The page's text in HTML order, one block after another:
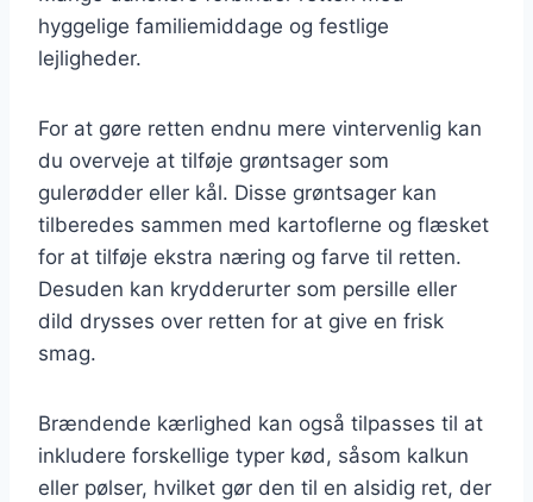
hyggelige familiemiddage og festlige
lejligheder.
For at gøre retten endnu mere vintervenlig kan
du overveje at tilføje grøntsager som
gulerødder eller kål. Disse grøntsager kan
tilberedes sammen med kartoflerne og flæsket
for at tilføje ekstra næring og farve til retten.
Desuden kan krydderurter som persille eller
dild drysses over retten for at give en frisk
smag.
Brændende kærlighed kan også tilpasses til at
inkludere forskellige typer kød, såsom kalkun
eller pølser, hvilket gør den til en alsidig ret, der